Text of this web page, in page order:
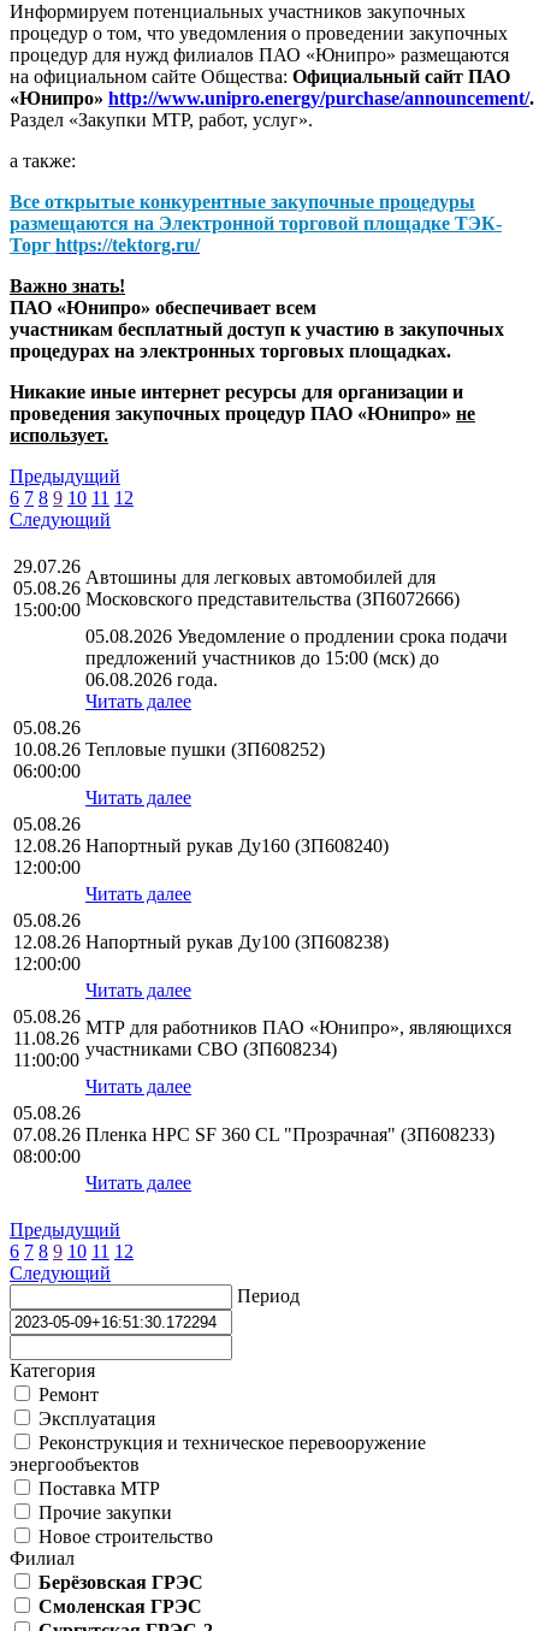
Информируем потенциальных участников закупочных
процедур о том, что уведомления о проведении закупочных
процедур для нужд филиалов ПАО «Юнипро» размещаются
на официальном сайте Общества: Официальный сайт ПАО
«Юнипро» http://www.unipro.energy/purchase/announcement/.
Раздел «Закупки МТР, работ, услуг».
а также:
Все открытые конкурентные закупочные процедуры
размещаются на Электронной торговой площадке ТЭК-
Торг https://tektorg.ru/
Важно знать!
ПАО «Юнипро» обеспечивает всем
участникам бесплатный доступ к участию в закупочных
процедурах на электронных торговых площадках.
Никакие иные интернет ресурсы для организации и
проведения закупочных процедур ПАО «Юнипро» не
использует.
Предыдущий
6 7 8 9 10 11 12
Следующий
29.07.26
05.08.26
15:00:00
Автошины для легковых автомобилей для
Московского представительства (ЗП6072666)
05.08.2026 Уведомление о продлении срока подачи
предложений участников до 15:00 (мск) до
06.08.2026 года.
Читать далее
05.08.26
10.08.26
06:00:00
Тепловые пушки (ЗП608252)
Читать далее
05.08.26
12.08.26
12:00:00
Напортный рукав Ду160 (ЗП608240)
Читать далее
05.08.26
12.08.26
12:00:00
Напортный рукав Ду100 (ЗП608238)
Читать далее
05.08.26
11.08.26
11:00:00
МТР для работников ПАО «Юнипро», являющихся
участниками СВО (ЗП608234)
Читать далее
05.08.26
07.08.26
08:00:00
Пленка HPС SF 360 CL "Прозрачная" (ЗП608233)
Читать далее
Предыдущий
6 7 8 9 10 11 12
Следующий
Период
Категория
Ремонт
Эксплуатация
Реконструкция и техническое перевооружение
энергообъектов
Поставка МТР
Прочие закупки
Новое строительство
Филиал
Берёзовская ГРЭС
Смоленская ГРЭС